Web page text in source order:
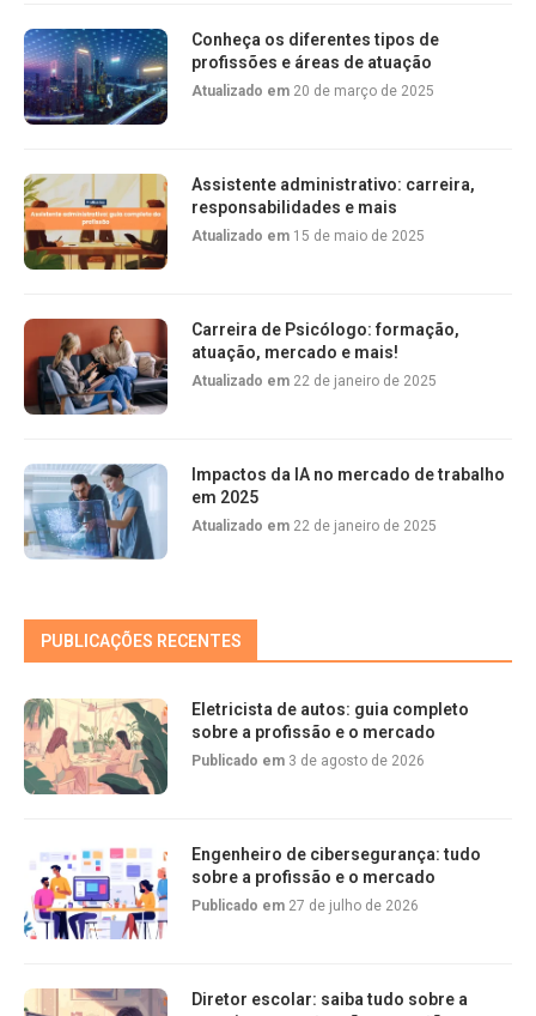
Conheça os diferentes tipos de
profissões e áreas de atuação
Atualizado em 20 de março de 2025
Assistente administrativo: carreira,
responsabilidades e mais
Atualizado em 15 de maio de 2025
Carreira de Psicólogo: formação,
atuação, mercado e mais!
Atualizado em 22 de janeiro de 2025
Impactos da IA no mercado de trabalho
em 2025
Atualizado em 22 de janeiro de 2025
PUBLICAÇÕES RECENTES
Eletricista de autos: guia completo
sobre a profissão e o mercado
Publicado em 3 de agosto de 2026
Engenheiro de cibersegurança: tudo
sobre a profissão e o mercado
Publicado em 27 de julho de 2026
Diretor escolar: saiba tudo sobre a